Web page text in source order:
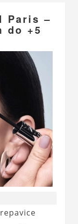
Paris –
do +5